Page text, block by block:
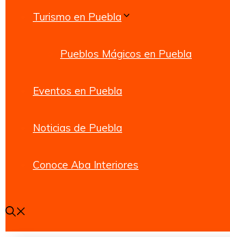
Turismo en Puebla
Pueblos Mágicos en Puebla
Eventos en Puebla
Noticias de Puebla
Conoce Aba Interiores